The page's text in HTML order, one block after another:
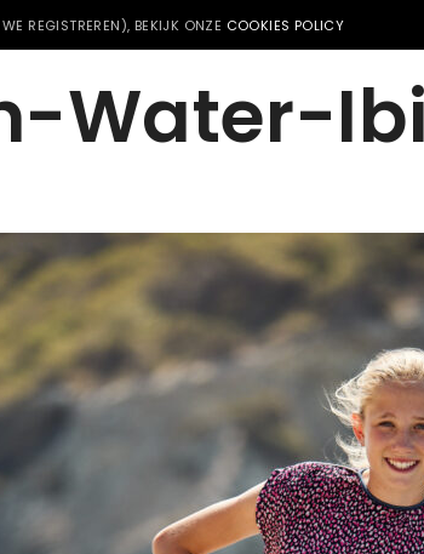
Water-
REGISTREREN), BEKIJK ONZE COOKIES POLICY